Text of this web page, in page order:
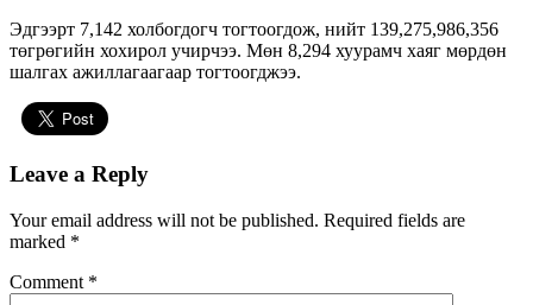
Эдгээрт 7,142 холбогдогч тогтоогдож, нийт 139,275,986,356
төгрөгийн хохирол учирчээ. Мөн 8,294 хуурамч хаяг мөрдөн
шалгах ажиллагаагаар тогтоогджээ.
Leave a Reply
Your email address will not be published. Required fields are
marked *
Comment *